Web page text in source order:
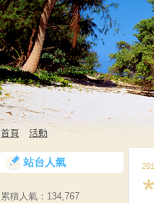
首頁 活動
站台人氣
累積人氣： 134,767